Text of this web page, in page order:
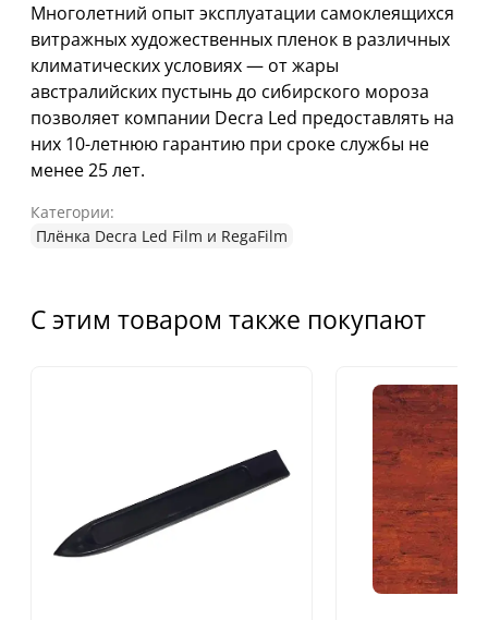
Многолетний опыт эксплуатации самоклеящихся
витражных художественных пленок в различных
климатических условиях — от жары
австралийских пустынь до сибирского мороза
позволяет компании Decra Led предоставлять на
них 10-летнюю гарантию при сроке службы не
менее 25 лет.
Категории:
Плёнка Decra Led Film и RegaFilm
С этим товаром также покупают